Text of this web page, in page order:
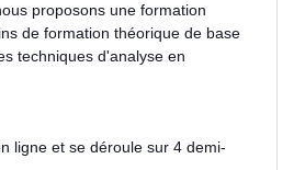
proposons une formation
de formation théorique de base
techniques d'analyse en
ligne et se déroule sur 4 demi-